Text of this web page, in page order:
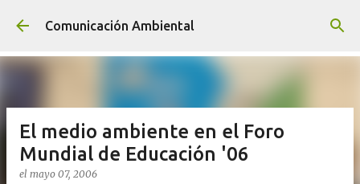
Ir al contenido principal
Comunicación Ambiental
El medio ambiente en el Foro
Mundial de Educación '06
el mayo 07, 2006